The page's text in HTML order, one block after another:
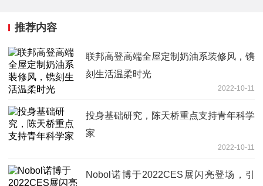
推荐内容
联邦高登高端全屋定制奶油系装修风，镌
刻生活温柔时光
2022-10-11
投身基础研究，陈天桥重点支持青年科学
家
2022-10-11
Nobol诺博于2022CES展闪亮登场，引